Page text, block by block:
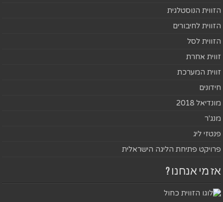
הזווית הנוסטלגית
הזווית לחיבורים
הזווית לסל
זווית אחרת
זווית המערכת
חידונים
מונדיאל 2018
מנג'ר
פנטזי ליג
פרויקט פתיחת הליגה הישראלית
אז מי אנחנו ?